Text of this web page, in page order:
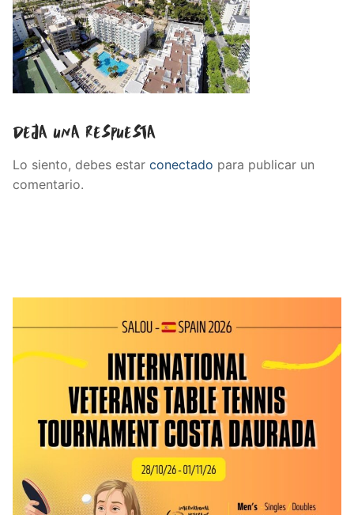
Deja una respuesta
Lo siento, debes estar conectado para publicar un
comentario.